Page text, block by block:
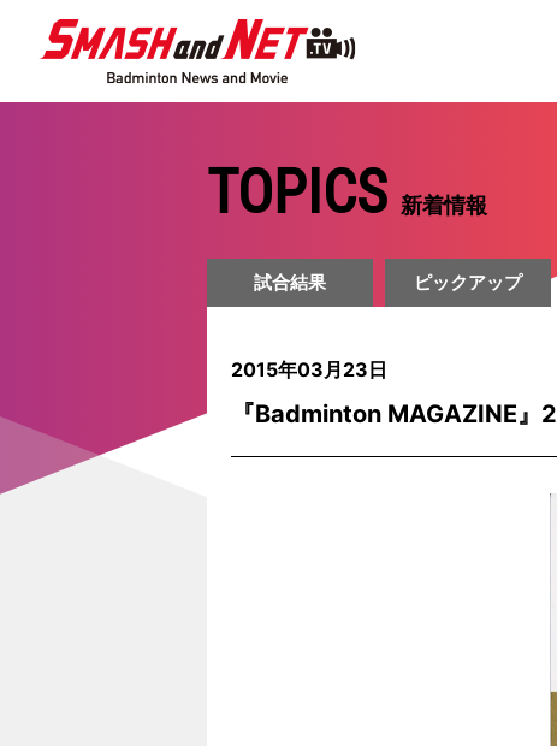
TOPICS 新着情報
試合結果 ピックアップ
2015年03月23日
『Badminton MAGAZINE』